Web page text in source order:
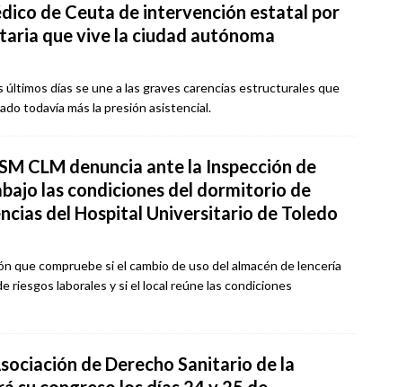
de Ceuta de intervención estatal por
que vive la ciudad autónoma
últimos días se une a las graves carencias estructurales que
todavía más la presión asistencial.
CLM denuncia ante la Inspección de
las condiciones del dormitorio de
del Hospital Universitario de Toledo
que compruebe si el cambio de uso del almacén de lencería
laborales y si el local reúne las condiciones
de Derecho Sanitario de la